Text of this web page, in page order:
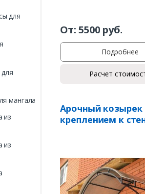
От: 5500руб.
Подробнее
Расчет
Арочный козырек
креплением к
для
мангала
из
из